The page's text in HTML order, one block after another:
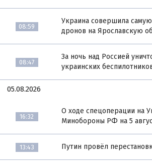
08:59
Украина совершила
дронов на Ярославскую
08:47
За ночь над Россией
украинских
05.08.2026
16:32
О ходе спецоперации на
Минобороны РФ на 5
13:43 Путин провёл